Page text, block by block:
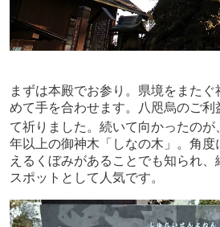
まずは本殿でお参り。県境をまた
めて手を合わせます。八咫烏のご利
て祈りました。続いて向かったのが
年以上の御神木「しなの木」。角度
えるくぼみがあることでも知られ
スポットとして人気です。